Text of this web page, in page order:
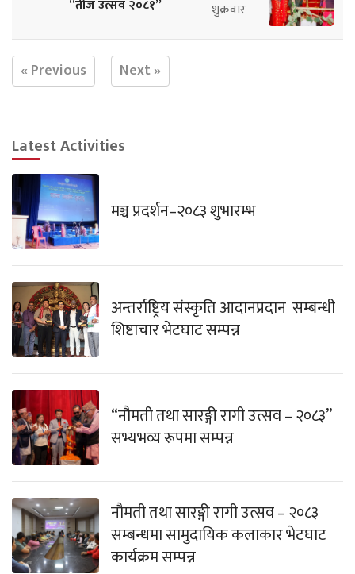
“तीज उत्सव २०८१” शुक्रवार
« Previous Next »
Latest Activities
मञ्च प्रदर्शन–२०८३ शुभारम्भ
अन्तर्राष्ट्रिय संस्कृति आदानप्रदान सम्बन्धी
शिष्टाचार भेटघाट सम्पन्न
“नौमती तथा सारङ्गी रागी उत्सव – २०८३”
सभ्यभव्य रूपमा सम्पन्न
नौमती तथा सारङ्गी रागी उत्सव – २०८३
सम्बन्धमा सामुदायिक कलाकार भेटघाट
कार्यक्रम सम्पन्न